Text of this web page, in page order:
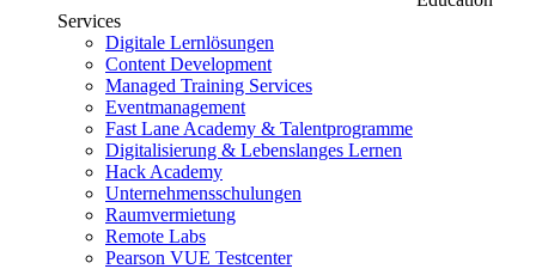
Services
Digitale Lernlösungen
Content Development
Managed Training Services
Eventmanagement
Fast Lane Academy & Talentprogramme
Digitalisierung & Lebenslanges Lernen
Hack Academy
Unternehmensschulungen
Raumvermietung
Remote Labs
Pearson VUE Testcenter